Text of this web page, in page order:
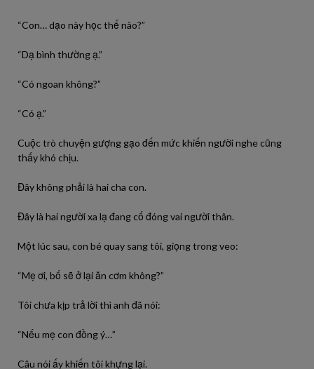
“Con… dạo này học thế nào?”
“Dạ bình thường ạ.”
“Có ngoan không?”
“Có ạ.”
Cuộc trò chuyện gượng gạo đến mức khiến người nghe cũng
thấy khó chịu.
Đây không phải là hai cha con.
Đây là hai người xa lạ đang cố đóng vai người thân.
Một lúc sau, con bé quay sang tôi, giọng trong veo:
“Mẹ ơi, bố sẽ ở lại ăn cơm không?”
Tôi chưa kịp trả lời thì anh đã nói:
“Nếu mẹ con đồng ý…”
Câu nói ấy khiến tôi khựng lại.